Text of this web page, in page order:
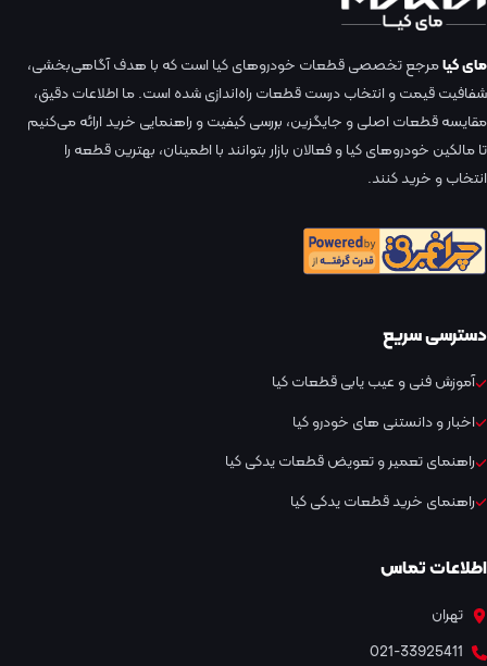
مای کیامرجع تخصصی قطعات خودروهای کیا است که با هدف آگاهی‌بخشی،
شفافیت قیمت و انتخاب درست قطعات راه‌اندازی شده است. ما اطلاعات دقیق،
مقایسه قطعات اصلی و جایگزین، بررسی کیفیت و راهنمایی خرید ارائه می‌کنیم
تا مالکین خودروهای کیا و فعالان بازار بتوانند با اطمینان، بهترین قطعه را
انتخاب و خرید کنند.
دسترسی سریع
آموزش فنی و عیب یابی قطعات کیا
اخبار و دانستنی های خودرو کیا
راهنمای تعمیر و تعویض قطعات یدکی کیا
راهنمای خرید قطعات یدکی کیا
اطلاعات تماس
تهران
021-33925411